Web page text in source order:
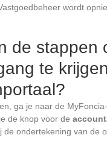
wordt
de stappen
te
ga je naar de
de knop voor de
de ondertekening van de